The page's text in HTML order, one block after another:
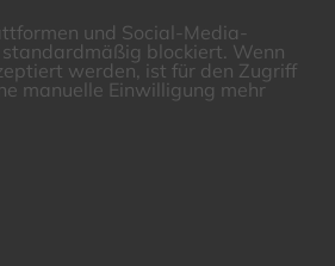
und Social-Media-
blockiert. Wenn
werden, ist für den Zugriff
manuelle Einwilligung mehr